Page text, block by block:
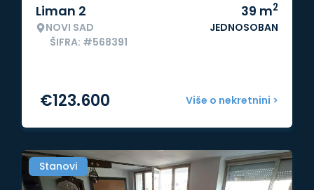
Liman 2
NOVI SAD
ŠIFRA: #568391
39 m2
JEDNOSOBAN
Više o nekretnini >
€123.600
Stanovi